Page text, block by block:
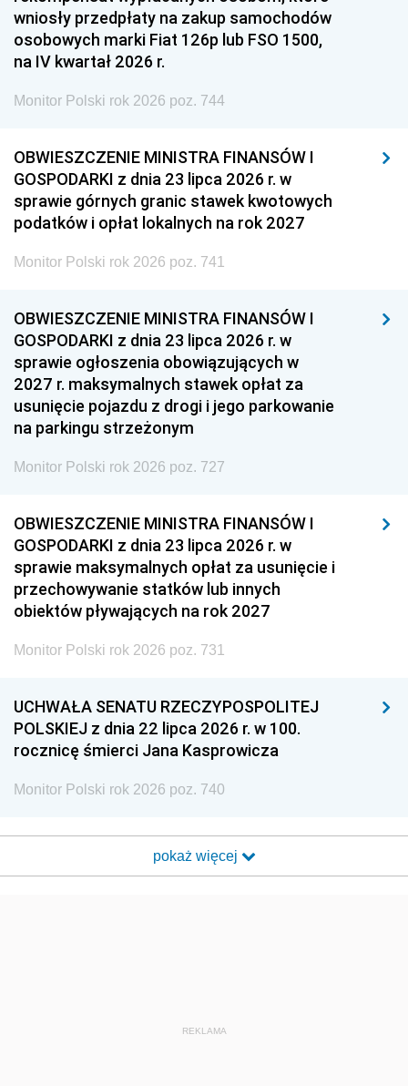
wniosły przedpłaty na zakup samochodów
osobowych marki Fiat 126p lub FSO 1500,
na IV kwartał 2026 r.
Monitor Polski rok 2026 poz. 744
OBWIESZCZENIE MINISTRA FINANSÓW I
GOSPODARKI z dnia 23 lipca 2026 r. w
sprawie górnych granic stawek kwotowych
podatków i opłat lokalnych na rok 2027
Monitor Polski rok 2026 poz. 741
OBWIESZCZENIE MINISTRA FINANSÓW I
GOSPODARKI z dnia 23 lipca 2026 r. w
sprawie ogłoszenia obowiązujących w
2027 r. maksymalnych stawek opłat za
usunięcie pojazdu z drogi i jego parkowanie
na parkingu strzeżonym
Monitor Polski rok 2026 poz. 727
OBWIESZCZENIE MINISTRA FINANSÓW I
GOSPODARKI z dnia 23 lipca 2026 r. w
sprawie maksymalnych opłat za usunięcie i
przechowywanie statków lub innych
obiektów pływających na rok 2027
Monitor Polski rok 2026 poz. 731
UCHWAŁA SENATU RZECZYPOSPOLITEJ
POLSKIEJ z dnia 22 lipca 2026 r. w 100.
rocznicę śmierci Jana Kasprowicza
Monitor Polski rok 2026 poz. 740
pokaż więcej
REKLAMA